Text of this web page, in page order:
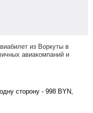
из Воркуты в
авиакомпаний и
сторону - 998 BYN